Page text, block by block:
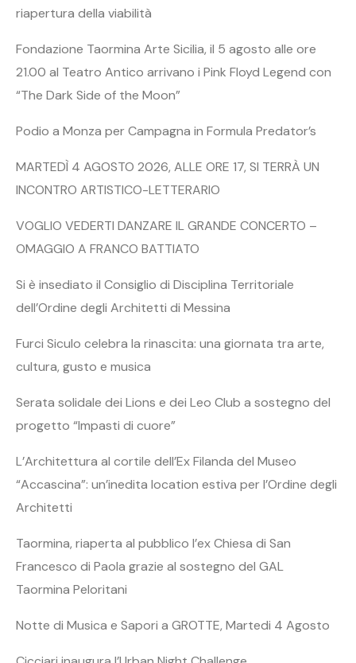
riapertura della viabilità
Fondazione Taormina Arte Sicilia, il 5 agosto alle ore
21.00 al Teatro Antico arrivano i Pink Floyd Legend con
“The Dark Side of the Moon”
Podio a Monza per Campagna in Formula Predator’s
MARTEDÌ 4 AGOSTO 2026, ALLE ORE 17, SI TERRÀ UN
INCONTRO ARTISTICO-LETTERARIO
VOGLIO VEDERTI DANZARE IL GRANDE CONCERTO –
OMAGGIO A FRANCO BATTIATO
Si è insediato il Consiglio di Disciplina Territoriale
dell’Ordine degli Architetti di Messina
Furci Siculo celebra la rinascita: una giornata tra arte,
cultura, gusto e musica
Serata solidale dei Lions e dei Leo Club a sostegno del
progetto “Impasti di cuore”
L’Architettura al cortile dell’Ex Filanda del Museo
“Accascina”: un’inedita location estiva per l’Ordine degli
Architetti
Taormina, riaperta al pubblico l’ex Chiesa di San
Francesco di Paola grazie al sostegno del GAL
Taormina Peloritani
Notte di Musica e Sapori a GROTTE, Martedi 4 Agosto